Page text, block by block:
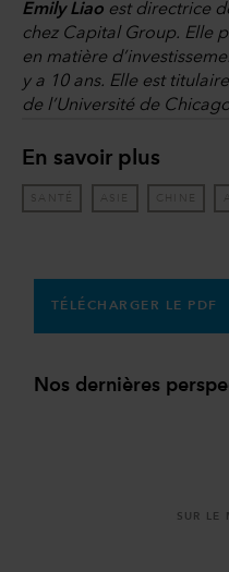
Emily Liao est directrice
chez Capital Group. Elle
en matière
y a 10 ans. Elle est
de l’Université de
En savoir plus
SANTÉ ASIE CHINE
TÉLÉCHARGER LE PDF
Nos dernières
SUR LE